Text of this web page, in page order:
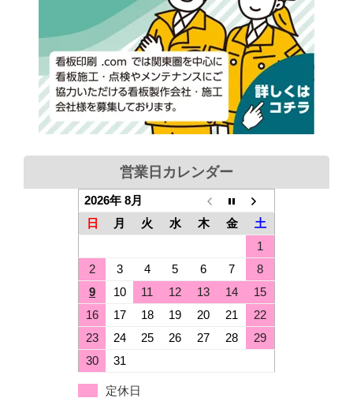
営業日カレンダー
2026年 8月
日
月 火 水 木 金
土
1
2
3 4 5 6 7
8
9
10 11 12 13 14
15
16
17 18 19 20 21
22
23
24 25 26 27 28
29
30
31
定休日